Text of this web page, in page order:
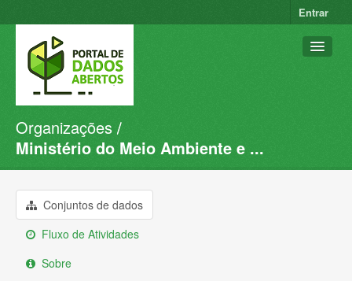
Entrar
Conjuntos de dados
Organizações
Sobre
Organizações
Ministério do Meio Ambiente e ...
Conjuntos de dados
Fluxo de Atividades
Sobre